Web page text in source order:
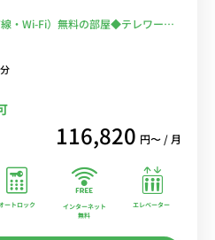
・Wi-Fi）無料の部屋◆テレワー
お買い物出来ます！
116,820 円〜 / 月
ートロック
インターネット
無料
エレベーター